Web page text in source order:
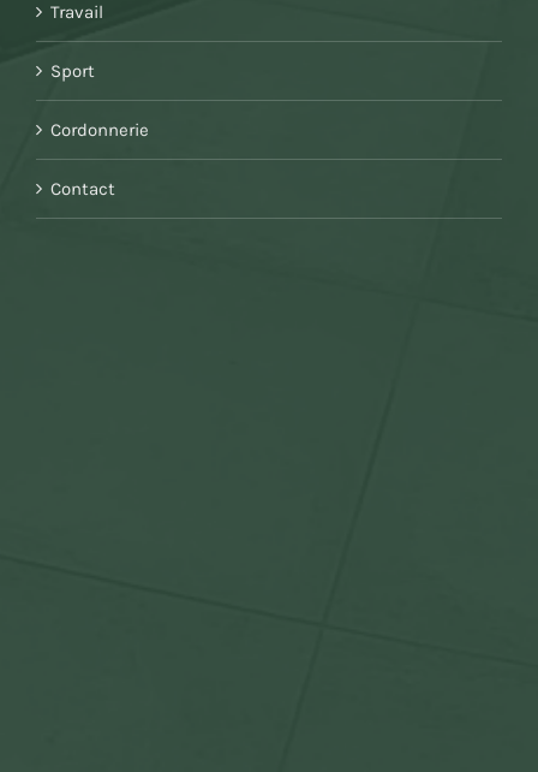
Travail
Sport
Cordonnerie
Contact